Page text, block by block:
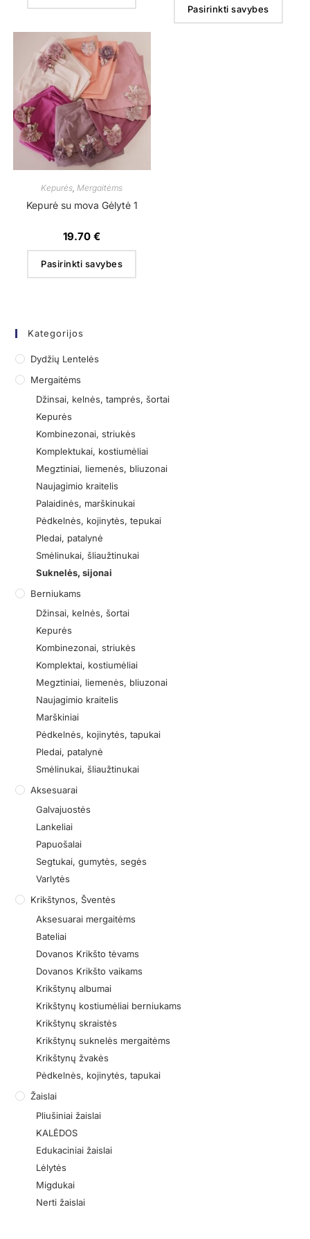
Pasirinkti savybes
Kepurės,Mergaitėms
Kepurė su mova Gėlytė 1
19.70€
Pasirinkti savybes
Kategorijos
Dydžių Lentelės
Mergaitėms
Džinsai, kelnės, tamprės, šortai
Kepurės
Kombinezonai, striukės
Komplektukai, kostiumėliai
Megztiniai, liemenės, bliuzonai
Naujagimio kraitelis
Palaidinės, marškinukai
Pėdkelnės, kojinytės, tepukai
Pledai, patalynė
Smėlinukai, šliaužtinukai
Suknelės, sijonai
Berniukams
Džinsai, kelnės, šortai
Kepurės
Kombinezonai, striukės
Komplektai, kostiumėliai
Megztiniai, liemenės, bliuzonai
Naujagimio kraitelis
Marškiniai
Pėdkelnės, kojinytės, tapukai
Pledai, patalynė
Smėlinukai, šliaužtinukai
Aksesuarai
Galvajuostės
Lankeliai
Papuošalai
Segtukai, gumytės, segės
Varlytės
Krikštynos, Šventės
Aksesuarai mergaitėms
Bateliai
Dovanos Krikšto tėvams
Dovanos Krikšto vaikams
Krikštynų albumai
Krikštynų kostiumėliai berniukams
Krikštynų skraistės
Krikštynų suknelės mergaitėms
Krikštynų žvakės
Pėdkelnės, kojinytės, tapukai
Žaislai
Pliušiniai žaislai
KALĖDOS
Edukaciniai žaislai
Lėlytės
Migdukai
Nerti žaislai